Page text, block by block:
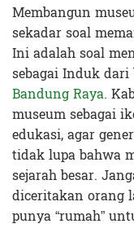
Membangun
sekadar soal
Ini adalah soal
sebagai Induk
Bandung Raya.
museum sebagai
edukasi, agar
tidak lupa bahwa
sejarah besar.
diceritakan orang
punya “rumah”